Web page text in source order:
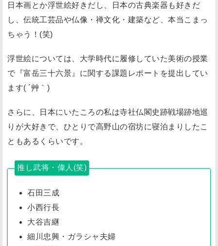
内
や
が
和
文
に
関
わ
っ
日本画とか浮世絵好きだし、日本の古典楽器も好きだ
し、伝統工芸品や仏像・禅文化・建築など、本当こまっ
ちゃう！(笑)
浮世絵については、大学時代に履修していた美術の授業
で『富岳三十六景』に関する課題レポートを提出してい
ます( ´艸｀)
さらに、日本にいたころの私は寺社仏閣史跡戦場跡地巡
りが大好きで、ひとりで高野山の宿坊に寝泊まりしたこ
ともあるくらいです。
推し武将・偉人(笑)
石田三成
小西行長
大谷吉継
細川忠興・ガラシャ夫婦